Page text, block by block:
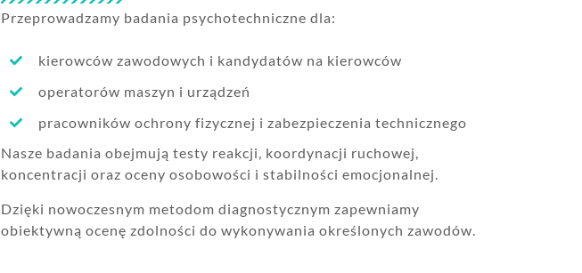
Przeprowadzamy badania psychotechniczne dla:
kierowców zawodowych i kandydatów na kierowców
operatorów maszyn i urządzeń
pracowników ochrony fizycznej i zabezpieczenia technicznego
Nasze badania obejmują testy reakcji, koordynacji ruchowej,
koncentracji oraz oceny osobowości i stabilności emocjonalnej.
Dzięki nowoczesnym metodom diagnostycznym zapewniamy
obiektywną ocenę zdolności do wykonywania określonych zawodów.